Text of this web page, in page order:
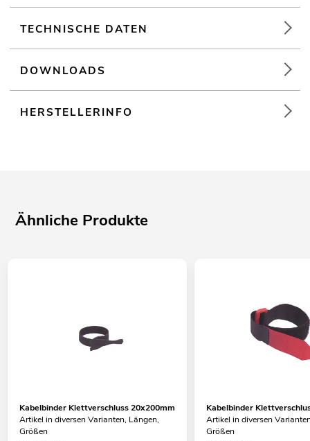
TECHNISCHE DATEN
DOWNLOADS
HERSTELLERINFO
Ähnliche Produkte
Kabelbinder Klettverschluss 20x200mm
Artikel in diversen Varianten, Längen,
Größen
Kabelbinder
Artikel in diversen
Größen